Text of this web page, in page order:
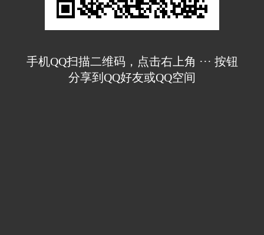
手机QQ扫描二维码，点击右上角 ··· 按钮
分享到QQ好友或QQ空间